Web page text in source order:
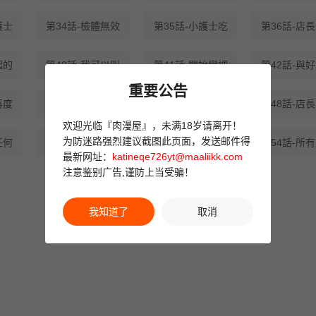
士 第34話-檢體無效 第35話-小護士吃 第36話-店
的 第40話-我可以叫 第41話-開始變調 第42話-與
度 第48話-店
何 第52話-抗拒不了 第53話-無法滿足 第54話-所
重要公告
欢迎光临『肉漫屋』，未满18岁请离开！
为防迷路强烈建议截图此页面，发送邮件得
最新网址： katineqe726yt@maaliikk.com
注意鉴别广告,谨防上当受骗！
我知道了 取消